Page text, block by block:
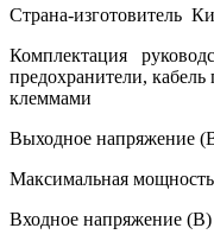
Страна-изготовитель
Комплектация
предохранители,
клеммами
Выходное напряжение
Максимальная
Входное напряжение (В)